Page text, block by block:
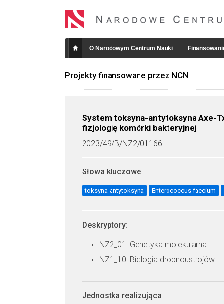
O Narodowym Centrum Nauki
Projekty finansowane przez NCN
System toksyna-antytoksyna Axe-
fizjologię komórki bakteryjnej
2023/49/B/NZ2/01166
Słowa kluczowe:
toksyna-antytoksyna Enterococcus faecium
Deskryptory:
NZ2_01: Genetyka molekularna
NZ1_10: Biologia drobnoustrojów
Jednostka realizująca: